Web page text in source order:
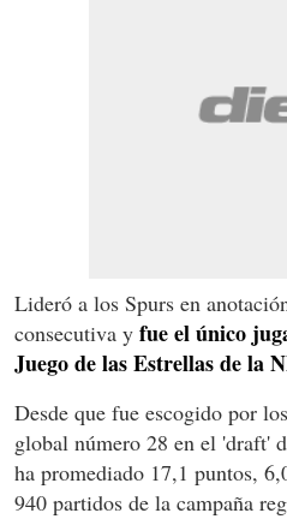
Lideró a los Spurs en
consecutiva y fue el único
Juego de las Estrellas de la
Desde que fue escogido por
global número 28 en el 'draft'
ha promediado 17,1 puntos,
940 partidos de la campaña